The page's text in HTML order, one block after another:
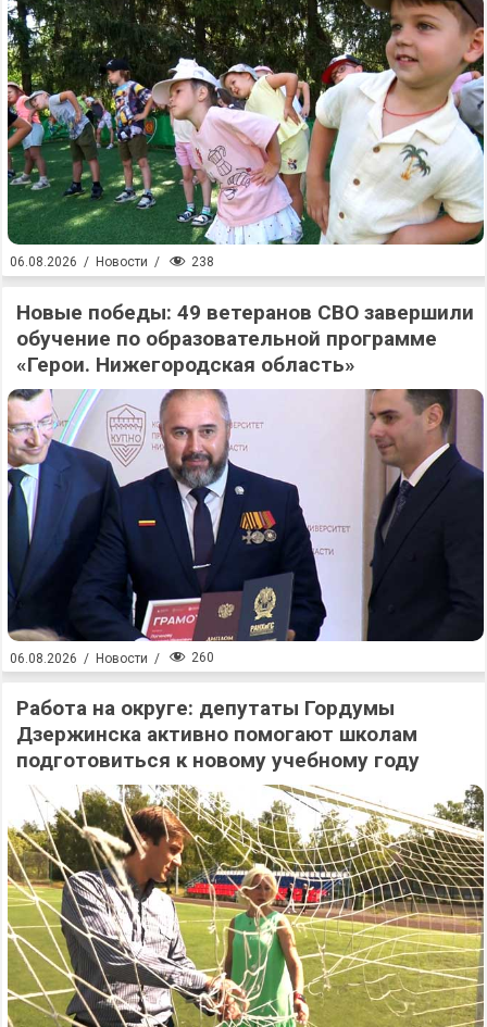
06.08.2026 / Новости / 238
Новые победы: 49 ветеранов СВО завершили
обучение по образовательной программе
«Герои. Нижегородская область»
06.08.2026 / Новости / 260
Работа на округе: депутаты Гордумы
Дзержинска активно помогают школам
подготовиться к новому учебному году